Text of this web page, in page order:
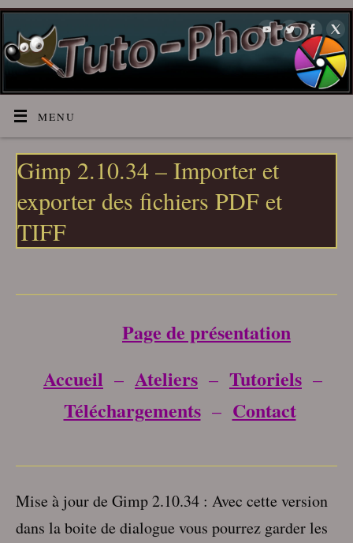
MENU
Gimp 2.10.34 – Importer et
exporter des fichiers PDF et
TIFF
Page de présentation
Accueil – Ateliers – Tutoriels –
Téléchargements– Contact
Mise à jour de Gimp 2.10.34 : Avec cette version
dans la boite de dialogue vous pourrez garder les